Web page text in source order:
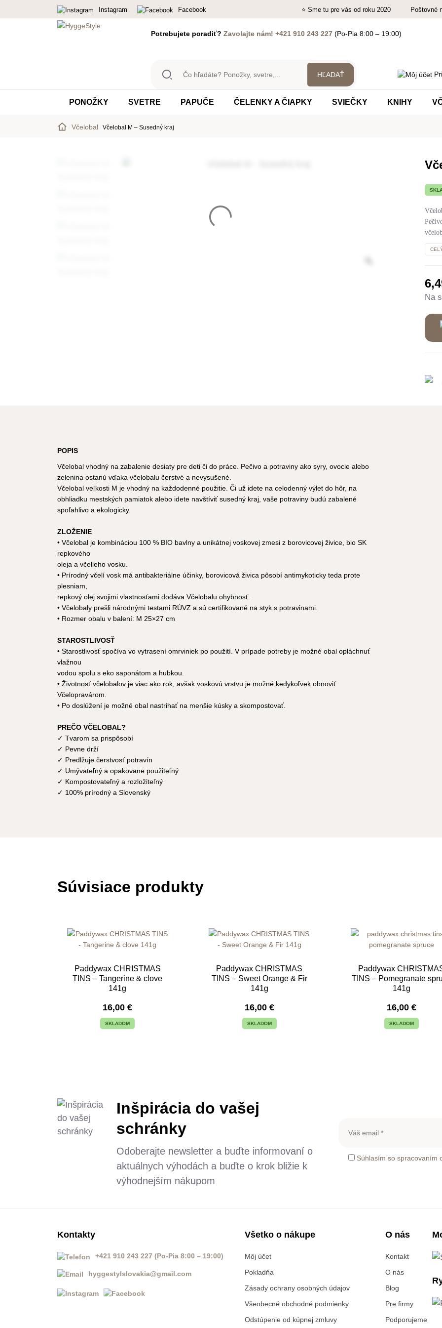
Instagram Facebook ⭐ Sme tu pre vás od roku 2020 Poštovné
Potrebujete poradiť? Zavolajte nám! +421 910 243 227(Po-Pia 8:00 – 19:00)
Čo
hľadáte?
PONOŽKY SVETRE PAPUČE ČELENKY A ČIAPKY SVIEČKY KNIHY
Včelobal Včelobal M – Susedný kraj
Na
POPIS
Včelobal vhodný na zabalenie desiaty pre deti či do práce. Pečivo a potraviny ako syry, ovocie alebo
zelenina ostanú vďaka včelobalu čerstvé a nevysušené.
Včelobal veľkosti M je vhodný na každodenné použitie. Či už idete na celodenný výlet do hôr, na
obhliadku mestských pamiatok alebo idete navštíviť susedný kraj, vaše potraviny budú zabalené
spoľahlivo a ekologicky.
ZLOŽENIE
• Včelobal je kombináciou 100 % BIO bavlny a unikátnej voskovej zmesi z borovicovej živice, bio SK
repkového
oleja a včelieho vosku.
• Prírodný včelí vosk má antibakteriálne účinky, borovicová živica pôsobí antimykoticky teda prote
plesniam,
repkový olej svojimi vlastnosťami dodáva Včelobalu ohybnosť.
• Včelobaly prešli národnými testami RÚVZ a sú certifikované na styk s potravinami.
• Rozmer obalu v balení: M 25×27 cm
STAROSTLIVOSŤ
• Starostlivosť spočíva vo vytrasení omrviniek po použití. V prípade potreby je možné obal opláchnuť
vlažnou
vodou spolu s eko saponátom a hubkou.
• Životnosť včelobalov je viac ako rok, avšak voskovú vrstvu je možné kedykoľvek obnoviť
Včelopravárom.
• Po doslúžení je možné obal nastrihať na menšie kúsky a skompostovať.
PREČO VČELOBAL?
✓ Tvarom sa prispôsobí
✓ Pevne drží
✓ Predlžuje čerstvosť potravín
✓ Umývateľný a opakovane použiteľný
✓ Kompostovateľný a rozložiteľný
✓ 100% prírodný a Slovenský
Súvisiace produkty
Paddywax CHRISTMAS
TINS – Tangerine & clove
141g
16,00€
SKLADOM
Paddywax CHRISTMAS
TINS – Sweet Orange & Fir
141g
16,00 €
SKLADOM
Paddywax
TINS – Pomegranate
141g
16,00 €
SKLADOM
Inšpirácia do vašej
schránky
Odoberajte newsletter a buďte informovaní o
aktuálnych výhodách a buďte o krok bližie k
výhodnejším nákupom
Súhlasím so spracovaním
Kontakty
+421 910 243 227 (Po-Pia 8:00 – 19:00)
hyggestylslovakia@gmail.com
Všetko o nákupe
Môj účet
Pokladňa
Zásady ochrany osobných údajov
Všeobecné obchodné podmienky
Odstúpenie od kúpnej zmluvy
O nás
Kontakt
O nás
Blog
Pre firmy
Podporujeme